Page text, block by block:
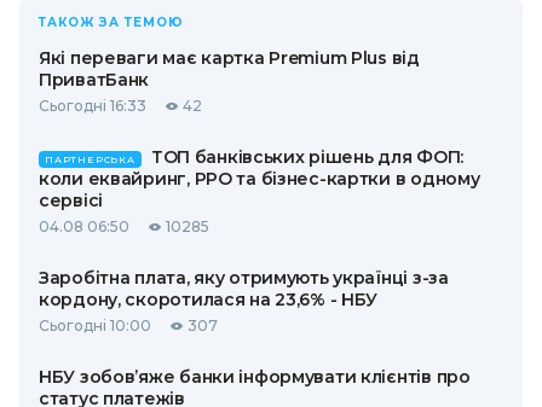
ТАКОЖ ЗА ТЕМОЮ
Які переваги має картка Premium Plus від
ПриватБанк
Сьогодні 16:33 42
ПАРТНЕРСЬКА
ТОП банківських рішень для ФОП:
коли еквайринг, РРО та бізнес-картки в одному
сервісі
04.08 06:50 10285
Заробітна плата, яку отримують українці з-за
кордону, скоротилася на 23,6% - НБУ
Сьогодні 10:00 307
НБУ зобов’яже банки інформувати клієнтів про
статус платежів